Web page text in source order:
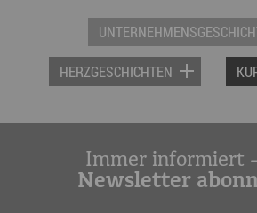
HERZGESCHICHTEN
Immer informiert
Newsletter